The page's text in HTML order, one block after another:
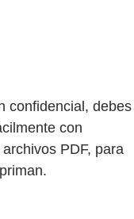
confidencial, debes
con
PDF, para